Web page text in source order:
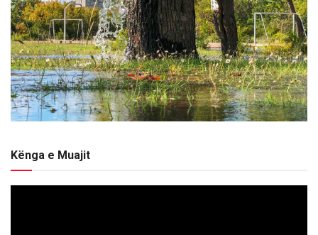
Kënga e Muajit